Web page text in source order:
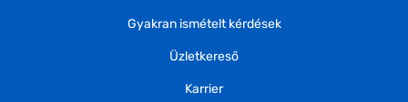
Gyakran ismételt kérdések
Üzletkereső
Karrier